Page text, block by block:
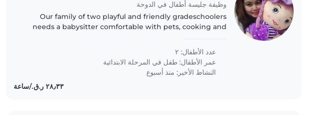
وظيفة جليسة أطفال في الدوحة
Our family of two playful and friendly gradeschoolers
needs a babysitter comfortable with pets, cooking and
place and speak..
عدد الأطفال: ٢
عمر الأطفال: طفل في المرحلة الابتدائية
النشاط الأخير: منذ أسبوع